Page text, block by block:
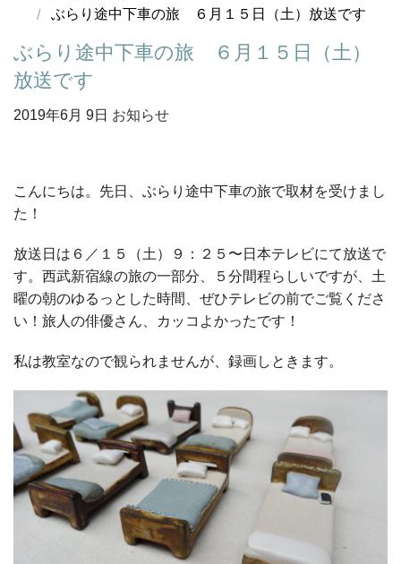
ぶらり途中下車の旅 ６月１５日（土）放送です
ぶらり途中下車の旅 ６月１５日（土）
放送です
2019年6月 9日 お知らせ
こんにちは。先日、ぶらり途中下車の旅で取材を受けまし
た！
放送日は６／１５（土）９：２５〜日本テレビにて放送で
す。西武新宿線の旅の一部分、５分間程らしいですが、土
曜の朝のゆるっとした時間、ぜひテレビの前でご覧くださ
い！旅人の俳優さん、カッコよかったです！
私は教室なので観られませんが、録画しときます。